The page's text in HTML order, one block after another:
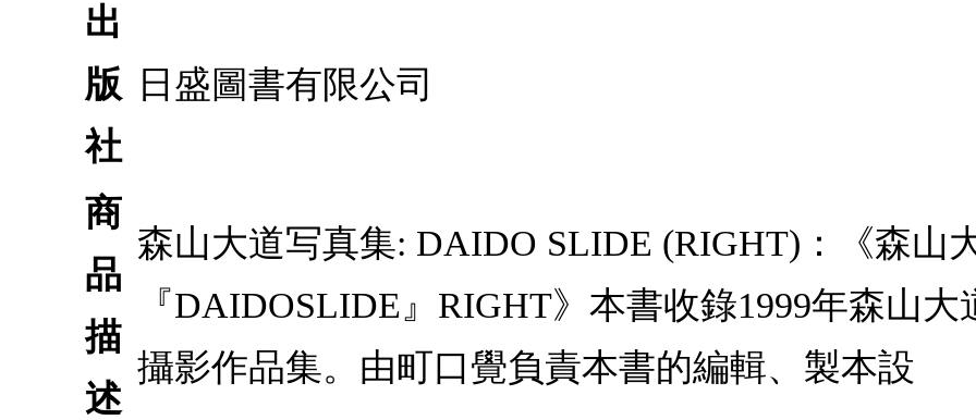
出
版
社
日盛圖書有限公司
商
品
描
述
森山大道写真集: DAIDO SLIDE (RIGHT)：《森山
『DAIDOSLIDE』RIGHT》本書收錄1999年森山
攝影作品集。由町口覺負責本書的編輯、製本設